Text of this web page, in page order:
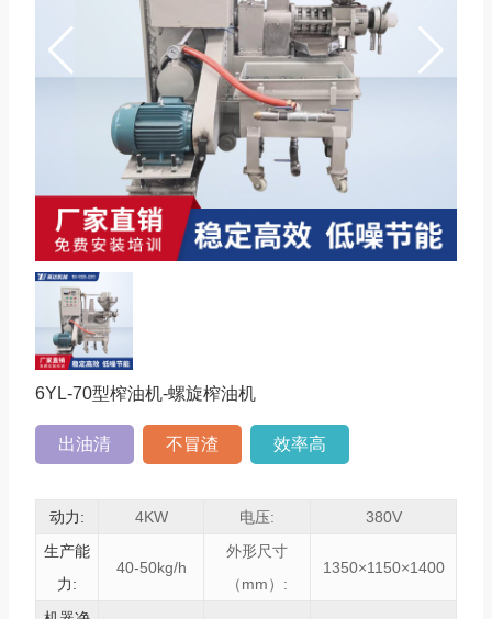
6YL-70型榨油机-螺旋榨油机
出油清 不冒渣 效率高
动力: 4KW 电压:
380V
生产能
力:
40-50kg/h
外形尺寸
（mm）:
1350×1150×1400